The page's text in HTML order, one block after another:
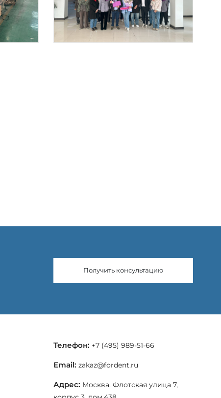
Получить консультацию
Телефон: +7 (495) 989-51-66
Email: zakaz@fordent.ru
Адрес: Москва, Флотская улица 7,